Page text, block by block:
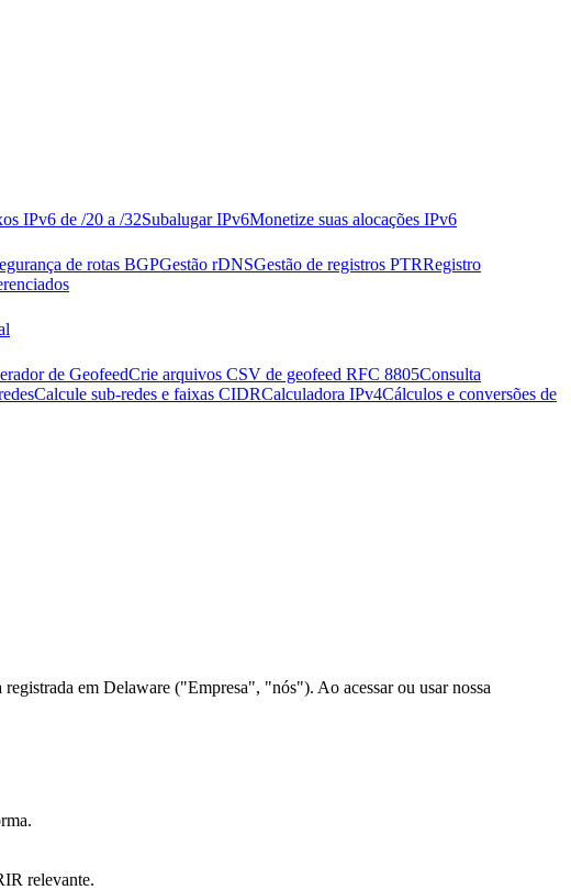
IPv6 de /20 a /32Subalugar IPv6Monetize suas alocações IPv6
de rotas BGPGestão rDNSGestão de registros PTRRegistro
de GeofeedCrie arquivos CSV de geofeed RFC 8805Consulta
Calcule sub-redes e faixas CIDRCalculadora IPv4Cálculos e conversões de
em Delaware ("Empresa", "nós"). Ao acessar ou usar nossa
relevante.